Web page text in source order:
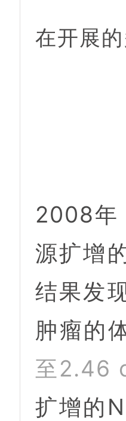
在开展
2008年
源扩增
结果发
肿瘤的
至2.46
扩增的